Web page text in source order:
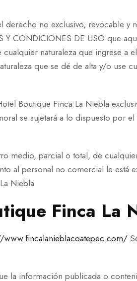
no exclusivo, revocable y
CONDICIONES DE USO que
naturaleza que ingrese a
que se dé de alta y/o use
Boutique Finca La Niebla
se sujetará a lo dispuesto por el
medio, parcial o total, de
al personal no comercial le está
Niebla
Finca La
www.fincalanieblacoatepec.com/
la información publicada o